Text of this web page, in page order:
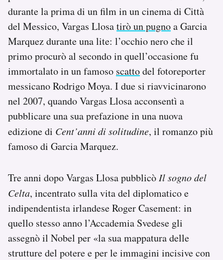
durante la prima di un film in un cinema di Città
del Messico, Vargas Llosatirò un pugnoa Garcia
Marquez durante una lite: l’occhio nero che il
primo procurò al secondo in quell’occasione fu
immortalato in un famoso scattodel fotoreporter
messicano Rodrigo Moya. I due si riavvicinarono
nel 2007, quando Vargas Llosa acconsentì a
pubblicare una sua prefazione in una nuova
edizione di Cent’anni di solitudine, il romanzo più
famoso di Garcia Marquez.
Tre anni dopo Vargas Llosa pubblicò Il sogno del
Celta, incentrato sulla vita del diplomatico e
indipendentista irlandese Roger Casement: in
quello stesso anno l’Accademia Svedese gli
assegnò il Nobel per «la sua mappatura delle
strutture del potere e per le immagini incisive con